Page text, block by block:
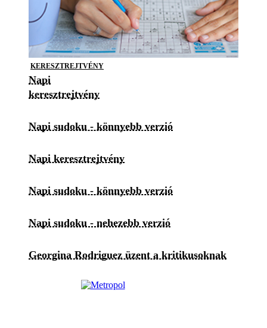
KERESZTREJTVÉNY
Napi
keresztrejtvény
Napi sudoku - könnyebb verzió
Napi keresztrejtvény
Napi sudoku - könnyebb verzió
Napi sudoku - nehezebb verzió
Georgina Rodriguez üzent a kritikusoknak